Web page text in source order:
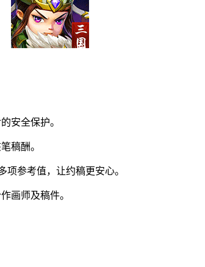
安全保护。
稿酬。
参考值，让约稿更安心。
画师及稿件。